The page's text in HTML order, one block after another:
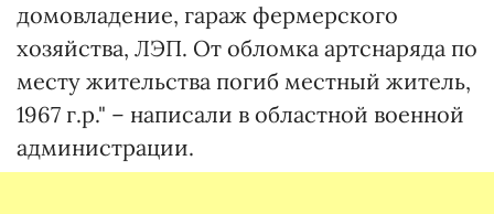
домовладение, гараж фермерского
хозяйства, ЛЭП. От обломка артснаряда по
месту жительства погиб местный житель,
1967 г.р." – написали в областной военной
администрации.